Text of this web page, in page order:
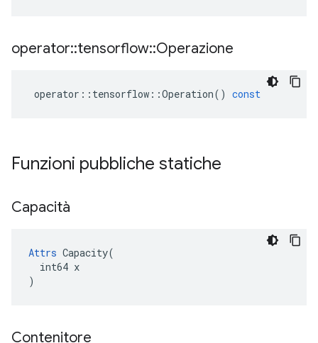
operator::tensorflow::Operazione
operator :: tensorflow ::Operation() const
Funzioni pubbliche statiche
Capacità
Attrs Capacity(
  int64 x
)
Contenitore